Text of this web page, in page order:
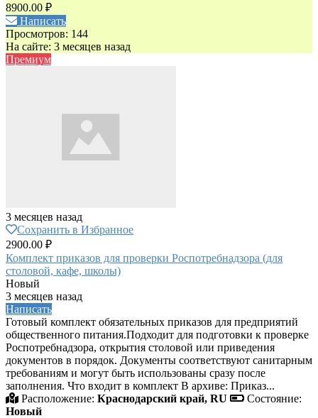
8900.00 ₽
Написать
Просмотров: 144
На сайте: 3 месяцев назад
Премиум
3 месяцев назад
Сохранить в Избранное
2900.00 ₽
Комплект приказов для проверки Роспотребнадзора (для
столовой, кафе, школы)
Новый
3 месяцев назад
Написать
Готовый комплект обязательных приказов для предприятий
общественного питания.Подходит для подготовки к проверке
Роспотребнадзора, открытия столовой или приведения
документов в порядок. Документы соответствуют санитарным
требованиям и могут быть использованы сразу после
заполнения. Что входит в комплект В архиве: Приказ...
Расположение: Краснодарский край, RU
Состояние:
Новый